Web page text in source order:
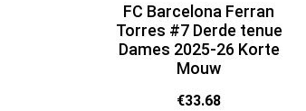
FC Barcelona Ferran
Torres #7 Derde tenue
Dames 2025-26 Korte
Mouw
€33.68